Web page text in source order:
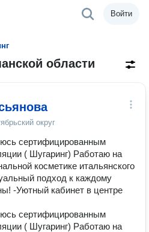
Войти
области
округ
сертифицированным
( Шугаринг) Работаю на
косметике итальянского
подход к каждому
-Уютный кабинет в центре
сертифицированным
( Шугаринг) Работаю на